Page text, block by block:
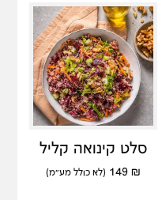
סלט קינואה קליל
149 ₪ (לא כולל מע"מ)